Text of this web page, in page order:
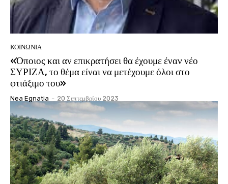
ΚΟΙΝΩΝΊΑ
«Όποιος και αν επικρατήσει θα έχουμε έναν νέο
ΣΥΡΙΖΑ, το θέμα είναι να μετέχουμε όλοι στο
φτιάξιμο του»
Nea Egnatia - 20 Σεπτεμβρίου 2023